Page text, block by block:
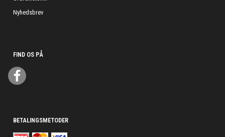
Nyhedsbrev
FIND OS PÅ
BETALINGSMETODER